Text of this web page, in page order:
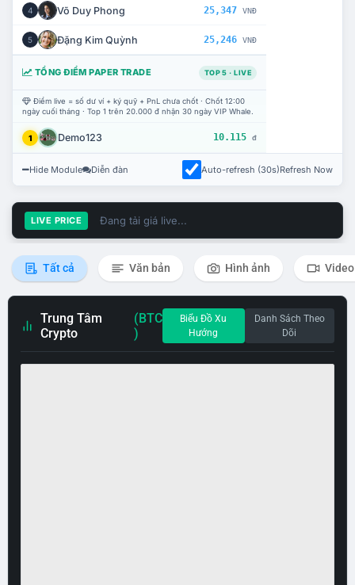
4 Võ Duy Phong 25,347 VNĐ
5 Đặng Kim Quỳnh 25,246 VNĐ
TỔNG ĐIỂM PAPER TRADE TOP 5 · LIVE
Điểm live = số dư ví + ký quỹ + PnL chưa chốt · Chốt 12:00
ngày cuối tháng · Top 1 trên 20.000 đ nhận 30 ngày VIP Whale.
1 Demo123 10.115 đ
Hide Module Diễn đàn Auto-refresh (30s)Refresh Now
LIVE PRICE Đang tải giá live...
Tất cả Văn bản Hình ảnh Video
Trung Tâm
Crypto
(BTC
)
Biểu Đồ Xu
Hướng
Danh Sách Theo
Dõi